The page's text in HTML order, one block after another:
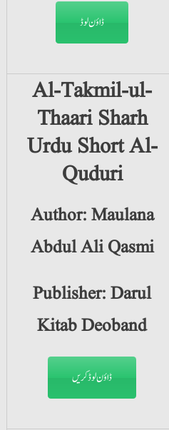
ڈاؤن لوڈ
Al-Takmil-ul-
Thaari Sharh
Urdu Short Al-
Quduri
Author: Maulana
Abdul Ali Qasmi
Publisher: Darul
Kitab Deoband
ڈاؤن لوڈ کریں